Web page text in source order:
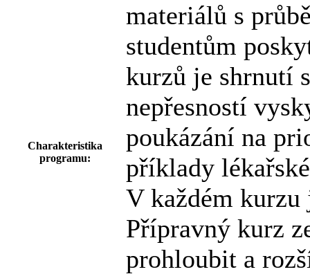
Charakteristika
programu:
materiálů s
studentům
kurzů je shrnutí
nepřesností
poukázání na
příklady
V každém kurzu
Přípravný kurz
prohloubit a